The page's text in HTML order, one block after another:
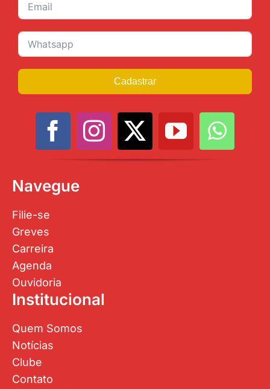
Cadastrar
Navegue
Filie-se
Greves
Carreira
Agenda
Ouvidoria
Institucional
Quem Somos
Notícias
Clube
Contato